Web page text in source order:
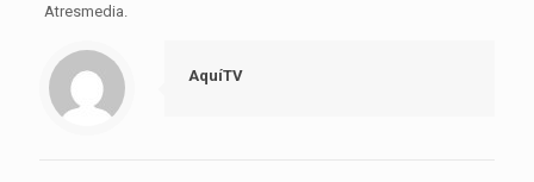
Atresmedia.
AquíTV